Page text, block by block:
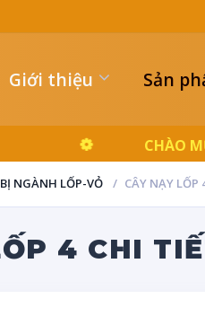
Giới thiệu Sản
NGÀNH LỐP-VỎ CÂY NẠY LỐP
4 CHI